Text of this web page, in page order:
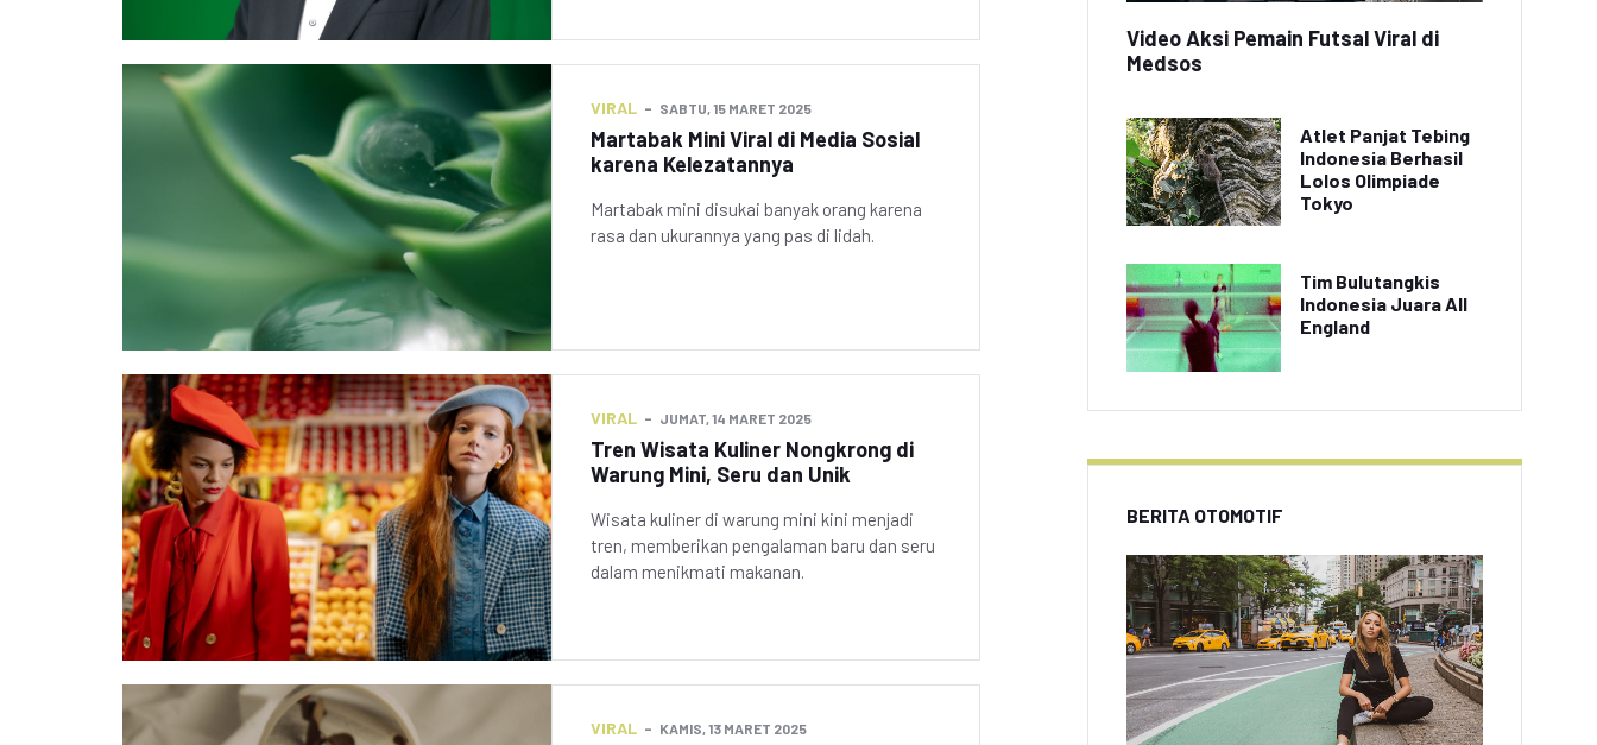
VIRAL SABTU, 15 MARET 2025
Martabak Mini Viral di Media Sosial
karena Kelezatannya
Martabak mini disukai banyak orang karena
rasa dan ukurannya yang pas di lidah.
VIRAL JUMAT, 14 MARET 2025
Tren Wisata Kuliner Nongkrong di
Warung Mini, Seru dan Unik
Wisata kuliner di warung mini kini menjadi
tren, memberikan pengalaman baru dan seru
dalam menikmati makanan.
VIRAL KAMIS, 13 MARET 2025
Video Aksi Pemain Futsal Viral di
Medsos
Atlet Panjat Tebing
Indonesia Berhasil
Lolos Olimpiade
Tokyo
Tim Bulutangkis
Indonesia Juara All
England
BERITA OTOMOTIF